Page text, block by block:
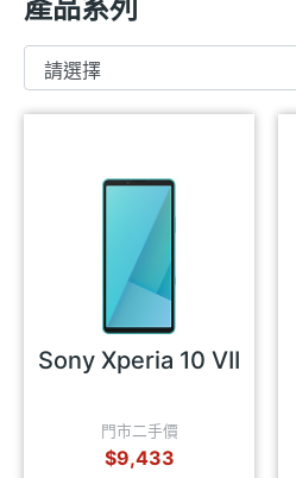
產品系列
Sony Xperia 10 VII
門市二手價
$9,433